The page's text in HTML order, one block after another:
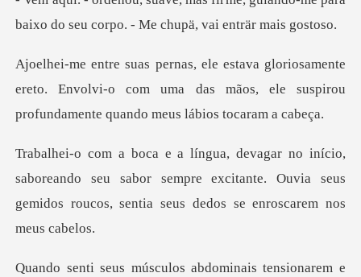
baixo do seu corp
ente
ereto. Envolvi-o com uma das mãos, ele suspiro
boreando seu sabor sempre excitante. Ouvia seus
gemidos
e